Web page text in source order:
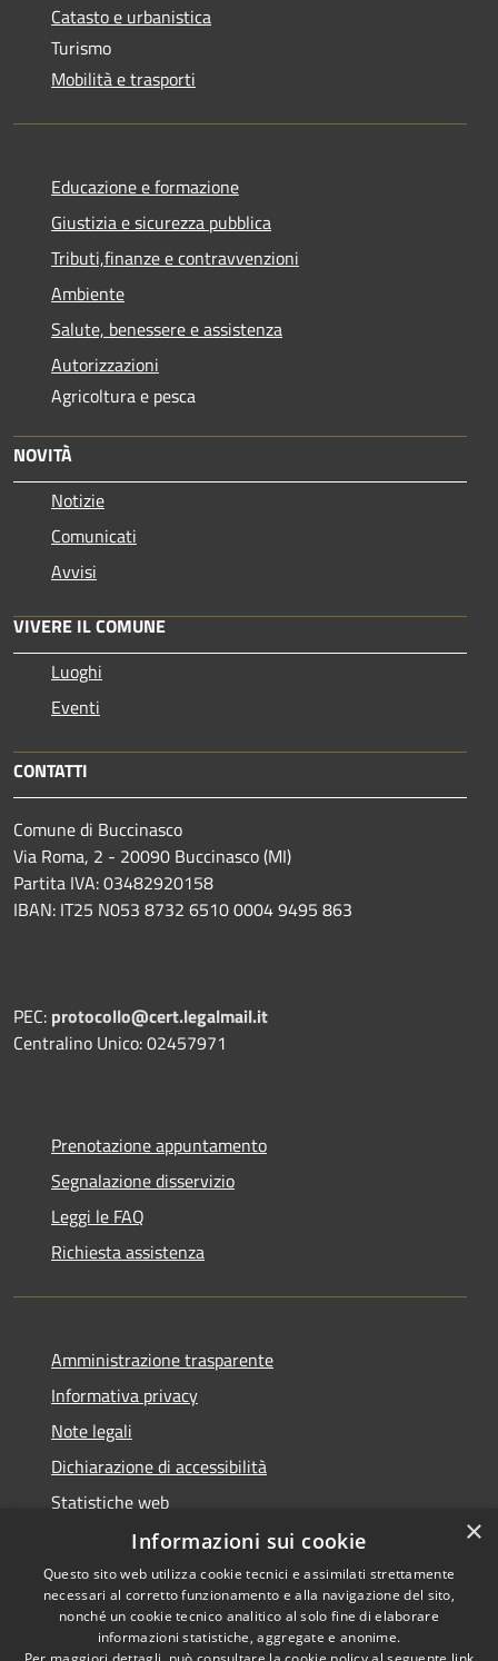
Catasto e urbanistica
Turismo
Mobilità e trasporti
Educazione e formazione
Giustizia e sicurezza pubblica
Tributi,finanze e contravvenzioni
Ambiente
Salute, benessere e assistenza
Autorizzazioni
Agricoltura e pesca
NOVITÀ
Notizie
Comunicati
Avvisi
VIVERE IL COMUNE
Luoghi
Eventi
CONTATTI
Comune di Buccinasco
Via Roma, 2 - 20090 Buccinasco (MI)
Partita IVA: 03482920158
IBAN: IT25 N053 8732 6510 0004 9495 863
PEC: protocollo@cert.legalmail.it
Centralino Unico: 02457971
Prenotazione appuntamento
Segnalazione disservizio
Leggi le FAQ
Richiesta assistenza
Amministrazione trasparente
Informativa privacy
Note legali
Dichiarazione di accessibilità
Statistiche web
Accessibilità
Copyright © 2026 • Comune di
Buccinasco • Powered by
×
Informazioni sui cookie
Questo sito web utilizza cookie tecnici e assimilati strettamente
necessari al corretto funzionamento e alla navigazione del sito,
nonché un cookie tecnico analitico al solo fine di elaborare
informazioni statistiche, aggregate e anonime.